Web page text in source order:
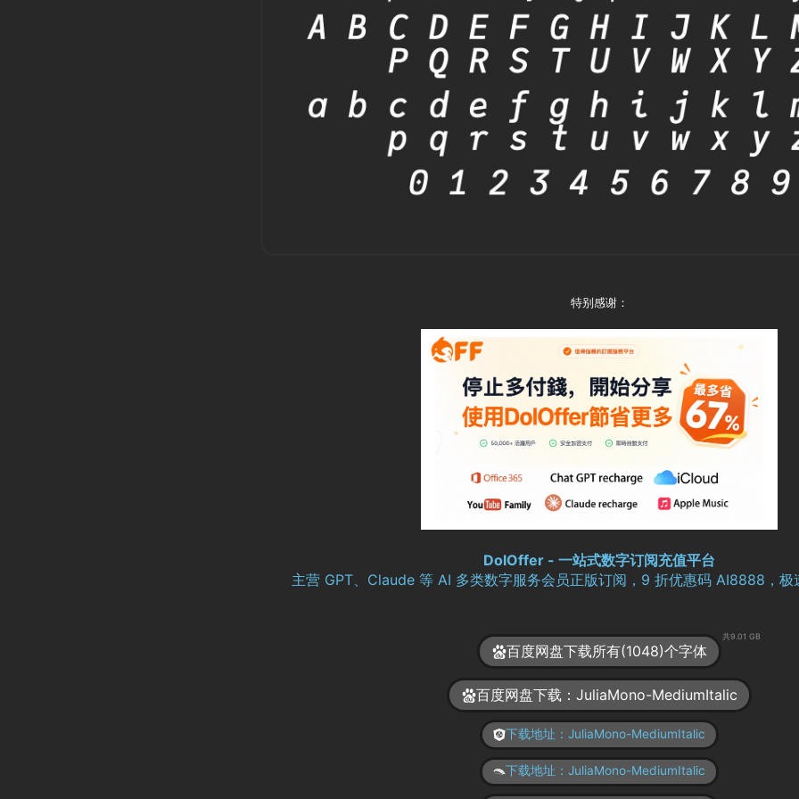
特别感谢：
DolOffer - 一站式数字订阅充值平台
主营 GPT、Claude 等 AI 多类数字服务会员正版订阅，9 折优惠码 AI8888，极
百度网盘下载所有(1048)个字体
共9.01 GB
百度网盘下载：JuliaMono-MediumItalic
下载地址：JuliaMono-MediumItalic
下载地址：JuliaMono-MediumItalic